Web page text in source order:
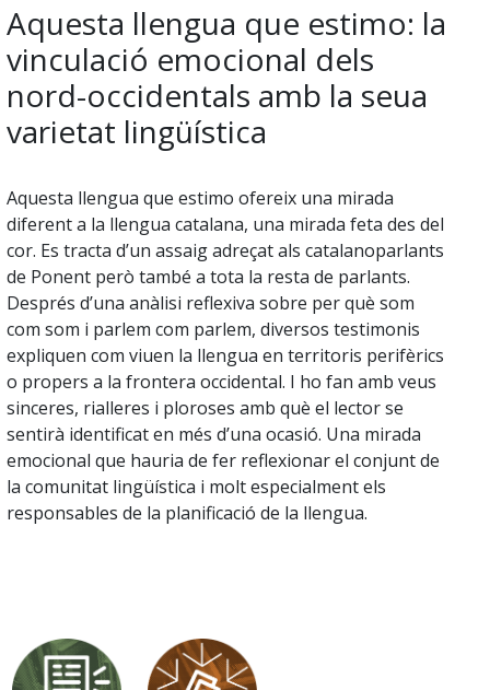
Aquesta llengua que estimo: la
vinculació emocional dels
nord-occidentals amb la seua
varietat lingüística
Aquesta llengua que estimo ofereix una mirada
diferent a la llengua catalana, una mirada feta des del
cor. Es tracta d’un assaig adreçat als catalanoparlants
de Ponent però també a tota la resta de parlants.
Després d’una anàlisi reflexiva sobre per què som
com som i parlem com parlem, diversos testimonis
expliquen com viuen la llengua en territoris perifèrics
o propers a la frontera occidental. I ho fan amb veus
sinceres, rialleres i ploroses amb què el lector se
sentirà identificat en més d’una ocasió. Una mirada
emocional que hauria de fer reflexionar el conjunt de
la comunitat lingüística i molt especialment els
responsables de la planificació de la llengua.